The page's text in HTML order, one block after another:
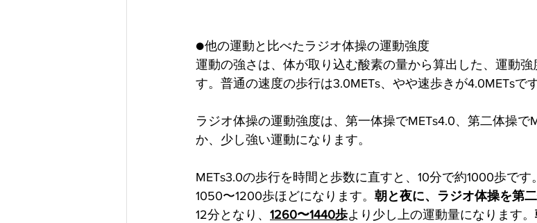
●他の運動と比べたラジオ体操の運動強度
運動の強さは、体が取り込む酸素の量から算出した、運動強
す。普通の速度の歩行は3.0METs、やや速歩きが4.0METsです
ラジオ体操の運動強度は、第一体操でMETs4.0、第二体操で
か、少し強い運動になります。
METs3.0の歩行を時間と歩数に直すと、10分で約1000歩です
1050〜1200歩ほどになります。 朝と夜に、ラジオ体操を第
12分となり、 1260〜1440歩より少し上の運動量になります。